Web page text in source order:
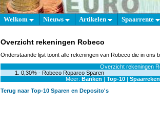
Welkom Nieuws Artikelen Spaarrente
Overzicht rekeningen Robeco
Onderstaande lijst toont alle rekeningen van Robeco die in ons
Overzicht rekeningen
0,30% - Robeco Roparco Sparen
Meer: Banken | Top-10|
Terug naar Top-10 Sparen en Deposito's